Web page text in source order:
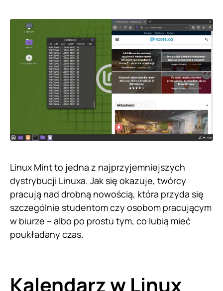
Linux Mint to jedna z najprzyjemniejszych
dystrybucji Linuxa. Jak się okazuje, twórcy
pracują nad drobną nowością, która przyda się
szczególnie studentom czy osobom pracującym
w biurze – albo po prostu tym, co lubią mieć
poukładany czas.
Kalendarz w Linux